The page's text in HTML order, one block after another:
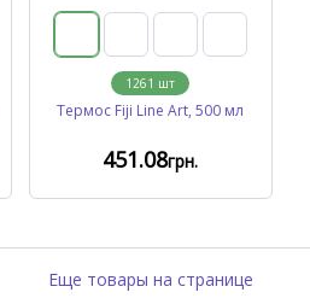
1261 шт
Термос Fiji Line Art, 500 мл
451.08грн.
Еще товары на странице